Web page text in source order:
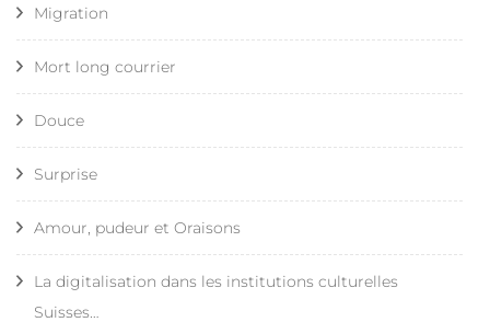
Migration
Mort long courrier
Douce
Surprise
Amour, pudeur et Oraisons
La digitalisation dans les institutions culturelles
Suisses…